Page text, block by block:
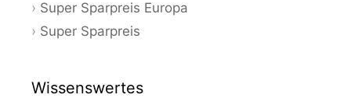
Super Sparpreis Europa
Super Sparpreis
Wissenswertes